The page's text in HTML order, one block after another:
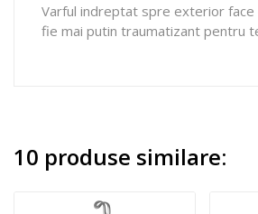
Varful indreptat spre exterior
fie mai putin traumatizant pentru
10 produse similare: